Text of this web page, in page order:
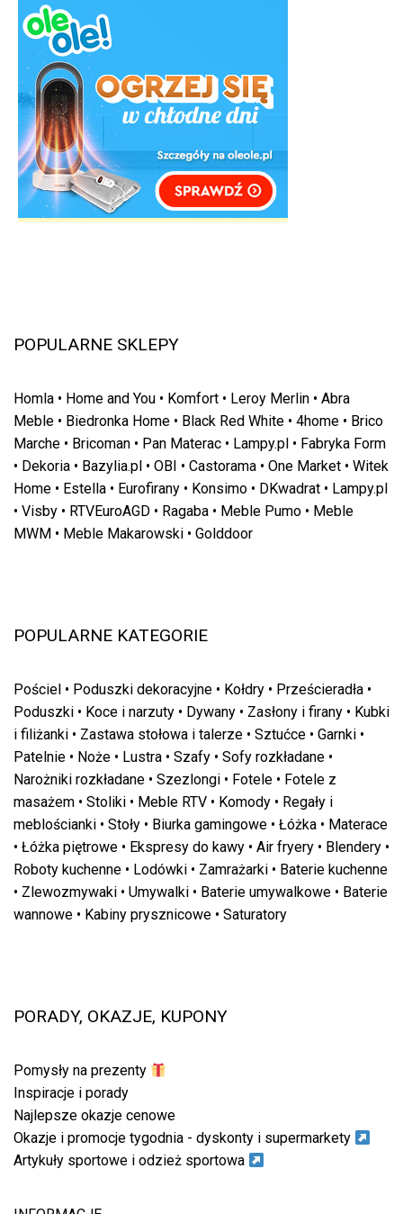
POPULARNE SKLEPY
Homla • Home and You • Komfort • Leroy Merlin • Abra
Meble • Biedronka Home • Black Red White • 4home • Brico
Marche • Bricoman • Pan Materac • Lampy.pl • Fabryka Form
• Dekoria • Bazylia.pl • OBI • Castorama • One Market • Witek
Home • Estella • Eurofirany • Konsimo • DKwadrat • Lampy.pl
• Visby • RTVEuroAGD • Ragaba • Meble Pumo • Meble
MWM • Meble Makarowski • Golddoor
POPULARNE KATEGORIE
Pościel • Poduszki dekoracyjne • Kołdry • Prześcieradła •
Poduszki • Koce i narzuty • Dywany • Zasłony i firany • Kubki
i filiżanki • Zastawa stołowa i talerze • Sztućce • Garnki •
Patelnie • Noże • Lustra • Szafy • Sofy rozkładane •
Narożniki rozkładane • Szezlongi • Fotele • Fotele z
masażem • Stoliki • Meble RTV • Komody • Regały i
meblościanki • Stoły • Biurka gamingowe • Łóżka • Materace
• Łóżka piętrowe • Ekspresy do kawy • Air fryery • Blendery •
Roboty kuchenne • Lodówki • Zamrażarki • Baterie kuchenne
• Zlewozmywaki • Umywalki • Baterie umywalkowe • Baterie
wannowe • Kabiny prysznicowe • Saturatory
PORADY, OKAZJE, KUPONY
Pomysły na prezenty
Inspiracje i porady
Najlepsze okazje cenowe
Okazje i promocje tygodnia - dyskonty i supermarkety
Artykuły sportowe i odzież sportowa